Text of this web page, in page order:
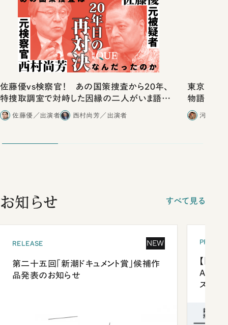
佐藤優vs検察官！ あの国策捜査から20年、
特捜取調室で対峙した因縁の二人がいま語り
合ったこと
佐藤優／出演者 西村尚芳／出演者
東京は都
物語」に
河野有
お知らせ すべて見る
RELEASE NEW
第二十五回「新潮ドキュメント賞」候補作
品発表のお知らせ
【「新
ズプレ